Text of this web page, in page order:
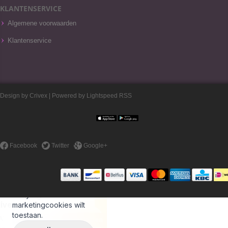
KLANTENSERVICE
Algemene voorwaarden
Klantenservice
Design by Crivex | Powered by Lightspeed RSS
Facebook Twitter Google+